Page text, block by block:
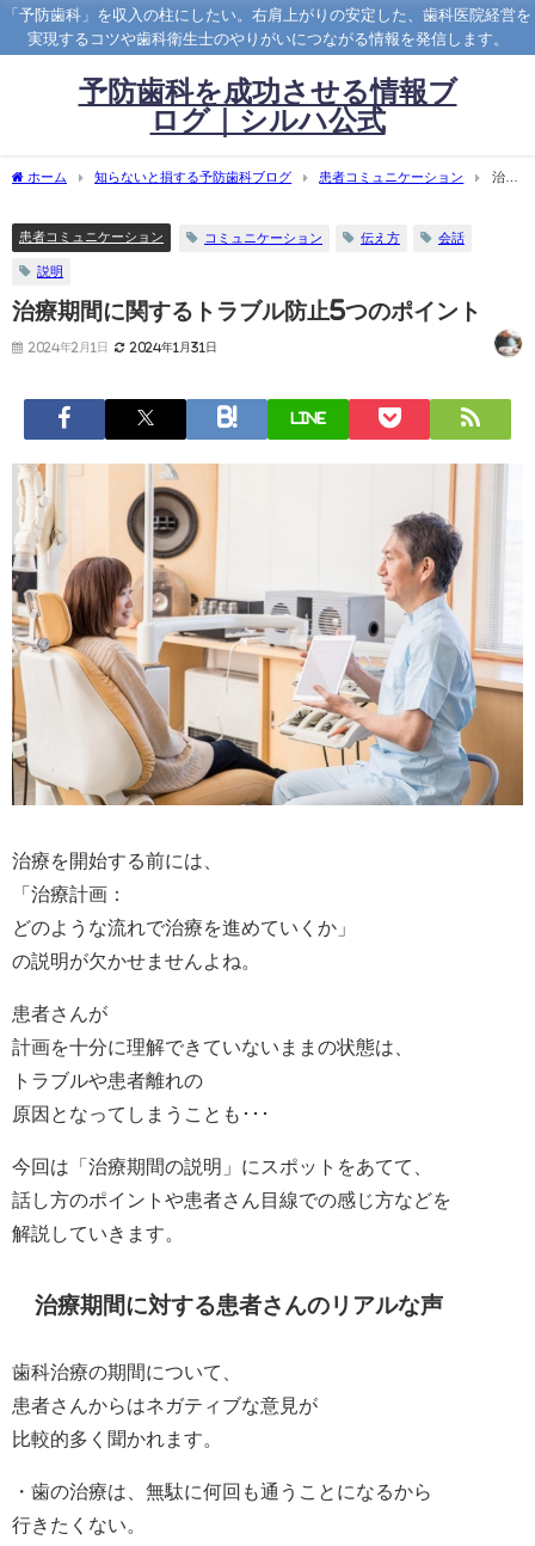
「予防歯科」を収入の柱にしたい。右肩上がりの安定した、歯科医院経営を
実現するコツや歯科衛生士のやりがいにつながる情報を発信します。
予防歯科を成功させる情報ブ
ログ｜シルハ公式
ホーム 知らないと損する予防歯科ブログ 患者コミュニケーション
治療
患者コミュニケーション コミュニケーション 伝え方 会話
説明
治療期間に関するトラブル防止5つのポイント
2024年2月1日 2024年1月31日
LINE
治療を開始する前には、
「治療計画：
どのような流れで治療を進めていくか」
の説明が欠かせませんよね。
患者さんが
計画を十分に理解できていないままの状態は、
トラブルや患者離れの
原因となってしまうことも･･･
今回は「治療期間の説明」にスポットをあてて、
話し方のポイントや患者さん目線での感じ方などを
解説していきます。
治療期間に対する患者さんのリアルな声
歯科治療の期間について、
患者さんからはネガティブな意見が
比較的多く聞かれます。
・歯の治療は、無駄に何回も通うことになるから
行きたくない。